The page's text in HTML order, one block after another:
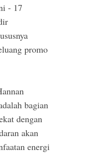
- 17
promo
bagian
dengan
akan
energi